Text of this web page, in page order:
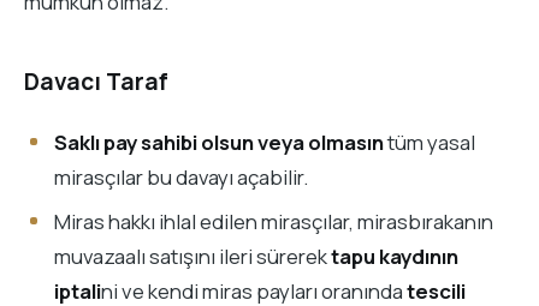
Davacı Taraf
Saklı pay sahibi olsun veya olmasıntüm yasal
mirasçılar bu davayı açabilir.
Miras hakkı ihlal edilen mirasçılar, mirasbırakanın
muvazaalı satışını ileri sürerektapu kaydının
iptalini ve kendi miras payları oranındatescili